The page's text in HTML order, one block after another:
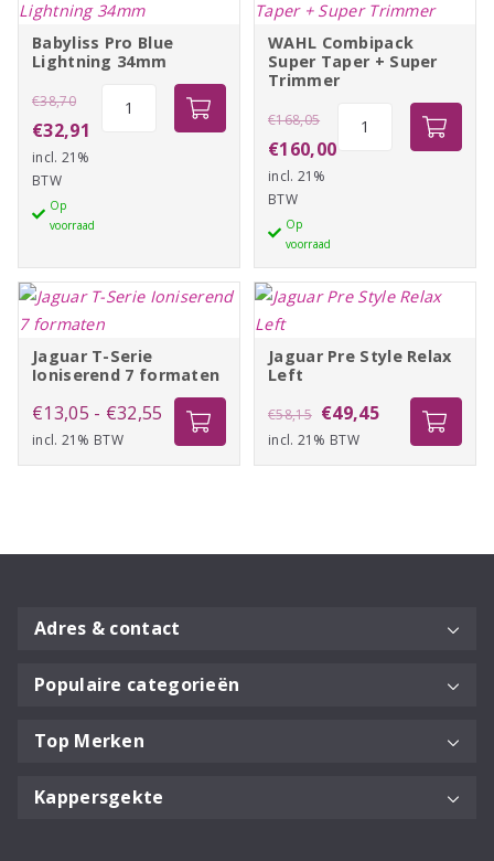
Babyliss Pro Blue
Lightning 34mm
€38,70
Oorspronkelijke
prijs
was:
€32,91
€32,91.
incl. 21%
BTW
Op
voorraad
WAHL Combipack
Super Taper + Super
Trimmer
€168,05
Oorspronkelijke
prijs
was:
€160,00Huidige
incl. 21%
BTW
Op
voorraad
Combipack
Trimmer
aantal
Jaguar T-Serie
Ioniserend 7 formaten
€13,05 - €32,55 Prijsklasse:
€13,05
tot
incl. 21% BTW
Jaguar Pre Style Relax
Left
€58,15 Oorspronkelijke
prijs
was:
€49,45Huidige
prijs
is:
incl. 21% BTW
Adres & contact
Populaire categorieën
Top Merken
Kappersgekte